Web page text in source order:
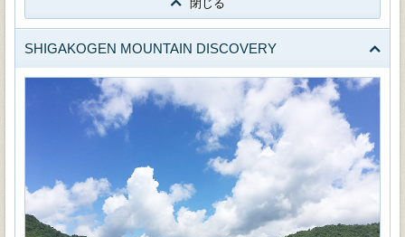
閉じる
SHIGAKOGEN MOUNTAIN DISCOVERY